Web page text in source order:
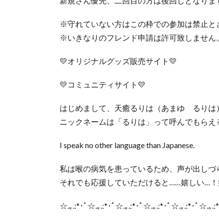
※守れていない方はこの枠での参加は禁止と
※いきなりのフレンド申請は許可致しません
💛オリジナルグッズ販売サイト💛
💛コミュニティサイト💛
はじめまして、天癒るりは（あまゆ るりは
ニックネームは「るりは」って呼んでもらえ
I speak no other language than Japanese.
私は喉の病気を患っているため、声が出し
それでも応援していただけると……嬉しい…
☆.｡.:*･ﾟ☆.｡.:*･ﾟ☆.｡.:*･ﾟ☆.｡.:*･ﾟ☆.｡.:*･ﾟ☆.｡